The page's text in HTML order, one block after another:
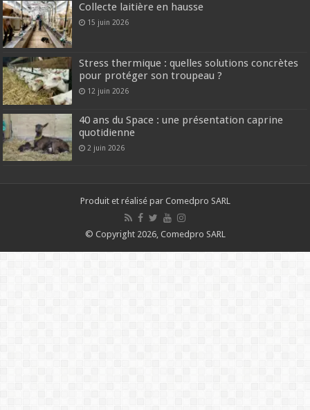
Collecte laitière en hausse
15 juin 2026
Stress thermique : quelles solutions concrètes
pour protéger son troupeau ?
12 juin 2026
40 ans du Space : une présentation caprine
quotidienne
2 juin 2026
Produit et réalisé par Comedpro SARL
© Copyright 2026, Comedpro SARL